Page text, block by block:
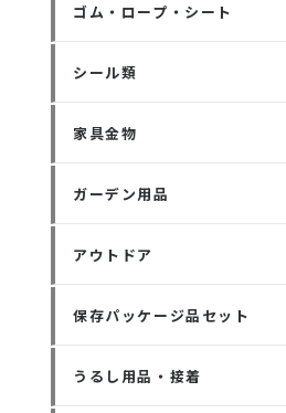
ゴム・ロープ・シート
シール類
家具金物
ガーデン用品
アウトドア
保存パッケージ品セット
うるし用品・接着